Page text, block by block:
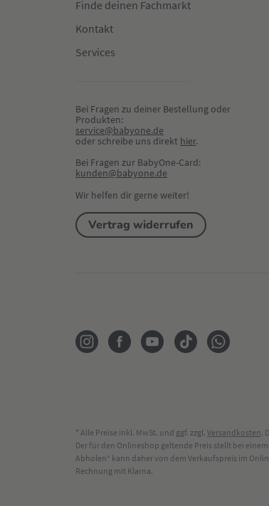
Finde deinen Fachmarkt
Kontakt
Services
Bei Fragen zu deiner Bestellung oder
Produkten:
service@babyone.de
oder schreibe uns direkt hier.
Bei Fragen zur BabyOne-Card:
kunden@babyone.de
Wir helfen dir gerne weiter!
Vertrag widerrufen
* Alle Preise inkl. MwSt. und ggf. zzgl. Versandkosten.
Der für den Onlineshop geltende Preis stellt bei
Abholen“ kann daher von dem Verkaufspreis im
Rechnung mit Klarna.